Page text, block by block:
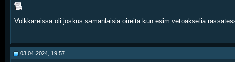
Volkkareissa oli joskus samanlaisia oireita kun esim vetoakselia
03.04.2024, 19:57